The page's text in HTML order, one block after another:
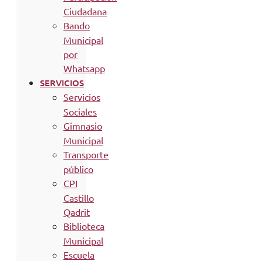
Ciudadana
Bando
Municipal
por
Whatsapp
SERVICIOS
Servicios
Sociales
Gimnasio
Municipal
Transporte
público
CPI
Castillo
Qadrit
Biblioteca
Municipal
Escuela